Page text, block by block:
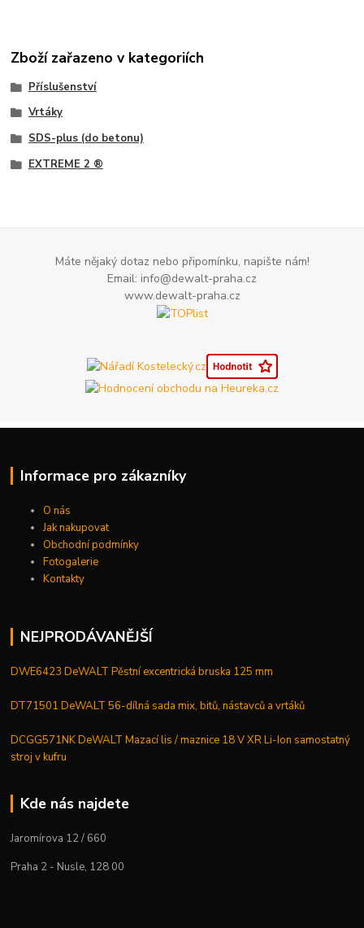
Zboží zařazeno v kategoriích
Příslušenství
Vrtáky
SDS-plus (do betonu)
EXTREME 2 ®
Máte nějaký dotaz nebo připomínku, napište nám!
Email: info@dewalt-praha.cz
www.dewalt-praha.cz
Informace pro zákazníky
O nás
Jak nakupovat
Obchodní podmínky
Fotogalerie
Kontakty
NEJPRODÁVANĚJŠÍ
DWE6423 DeWALT Pěstní excentrická bruska 125 mm
DT71501 DeWALT 56-dílná sada mix, bitů, nástavců a vrtáků
DCGG571NK DeWALT Mazací lis / maznice 18 V XR Li-Ion samostatný
stroj v kufru
Kde nás najdete
Jaromírova 12 / 660
Praha 2 - Nusle, 128 00